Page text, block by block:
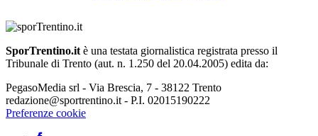
SporTrentino.it è una testata giornalistica registrata presso il
Tribunale di Trento (aut. n. 1.250 del 20.04.2005) edita da:
PegasoMedia srl - Via Brescia, 7 - 38122 Trento
redazione@sportrentino.it - P.I. 02015190222
Preferenze cookie